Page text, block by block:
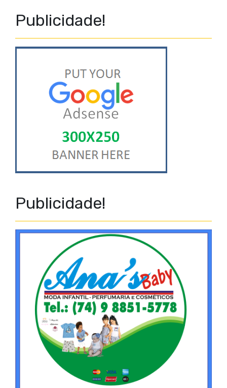
Publicidade!
Publicidade!